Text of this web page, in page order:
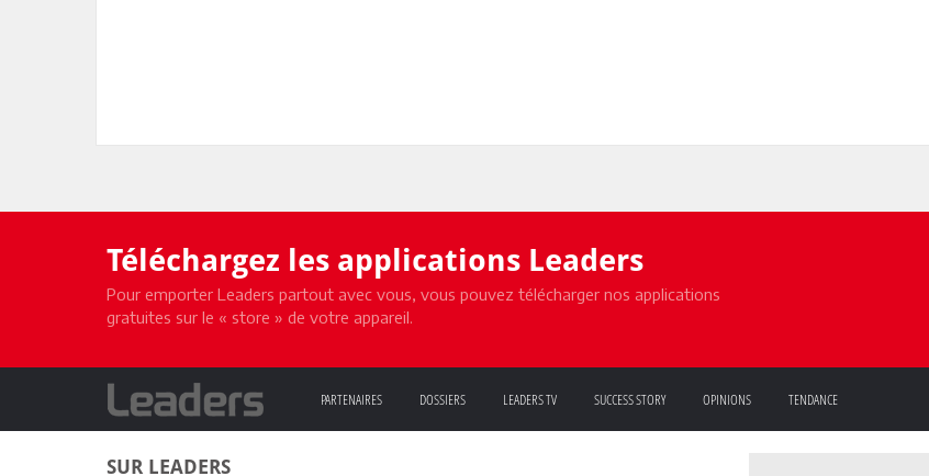
Téléchargez les applications Leaders
Pour emporter Leaders partout avec vous, vous pouvez télécharger nos applications
gratuites sur le « store » de votre appareil.
PARTENAIRES DOSSIERS LEADERS TV SUCCESS STORY OPINIONS TENDANCE
SUR LEADERS